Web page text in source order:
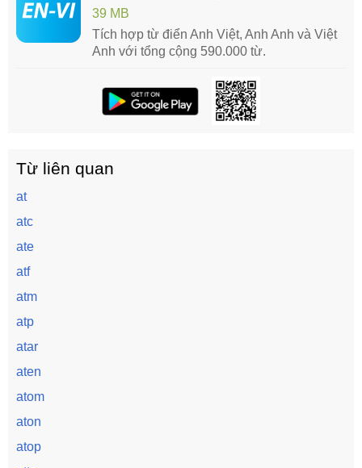
39 MB
Tích hợp từ điển Anh Việt, Anh Anh và Việt
Anh với tổng cộng 590.000 từ.
Từ liên quan
at
atc
ate
atf
atm
atp
atar
aten
atom
aton
atop